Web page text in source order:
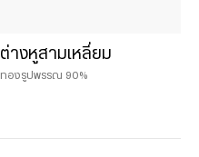
ต่างหูสามเหลี่ยม
ทองรูปพรรณ 90%